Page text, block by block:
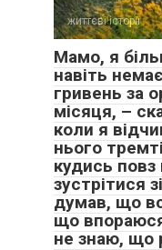
життєві історії
Мамо, я
навіть
гривень за
місяця, –
коли я
нього
кудись повз
зустрітися
думав, що
що
не знаю, що